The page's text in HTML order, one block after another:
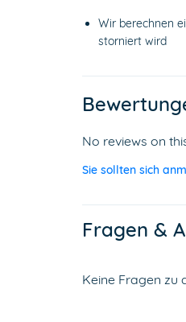
Wir berechnen
storniert wird
No reviews on
Sie sollten sich
Fragen &
Keine Fragen zu